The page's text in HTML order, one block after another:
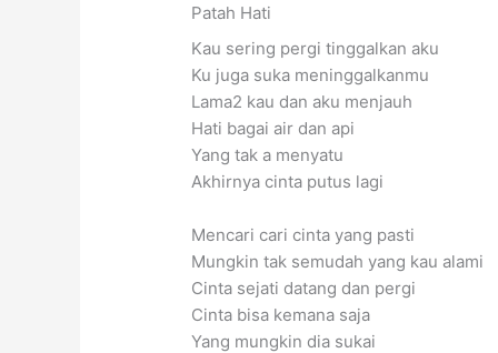
Patah Hati
Kau sering pergi tinggalkan aku
Ku juga suka meninggalkanmu
Lama2 kau dan aku menjauh
Hati bagai air dan api
Yang tak a menyatu
Akhirnya cinta putus lagi
Mencari cari cinta yang pasti
Mungkin tak semudah yang kau alami
Cinta sejati datang dan pergi
Cinta bisa kemana saja
Yang mungkin dia sukai